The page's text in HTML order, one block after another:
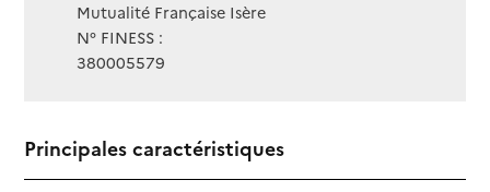
Mutualité Française Isère
N° FINESS :
380005579
Principales caractéristiques